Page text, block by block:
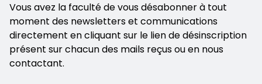
Vous avez la faculté de vous désabonner à tout
moment des newsletters et communications
directement en cliquant sur le lien de désinscription
présent sur chacun des mails reçus ou en nous
contactant.